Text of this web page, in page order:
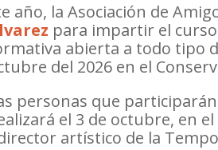
año, la Asociación de
para impartir el
abierta a todo tipo
del 2026 en el
personas que
el 3 de octubre, en
artístico de la